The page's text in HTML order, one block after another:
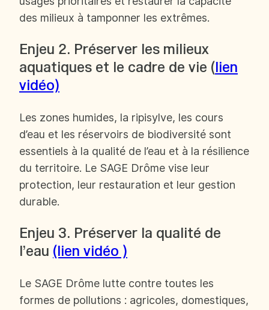
des milieux à tamponner les extrêmes.
Enjeu 2. Préserver les milieux
aquatiques et le cadre de vie ( lien
vidéo)
Les zones humides, la ripisylve, les cours
d’eau et les réservoirs de biodiversité sont
essentiels à la qualité de l’eau et à la résilience
du territoire. Le SAGE Drôme vise leur
protection, leur restauration et leur gestion
durable.
Enjeu 3. Préserver la qualité de
l’eau (lien vidéo )
Le SAGE Drôme lutte contre toutes les
formes de pollutions : agricoles, domestiques,